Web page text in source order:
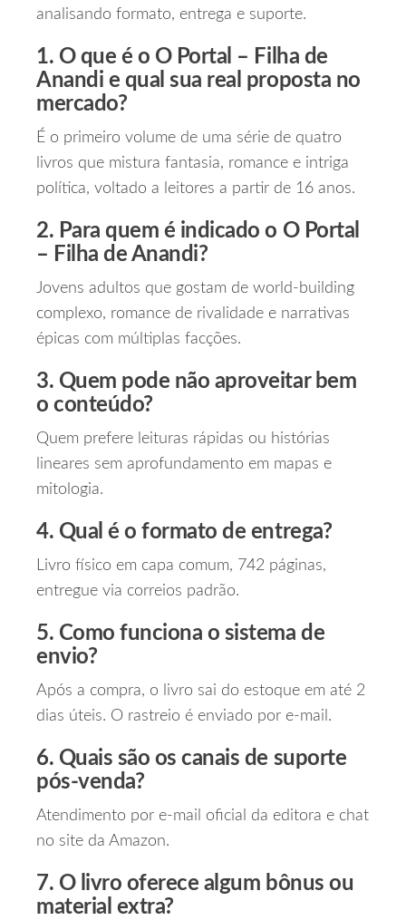
analisando formato, entrega e suporte.
1. O que é o O Portal – Filha de
Anandi e qual sua real proposta no
mercado?
É o primeiro volume de uma série de quatro
livros que mistura fantasia, romance e intriga
política, voltado a leitores a partir de 16 anos.
2. Para quem é indicado o O Portal
– Filha de Anandi?
Jovens adultos que gostam de world‑building
complexo, romance de rivalidade e narrativas
épicas com múltiplas facções.
3. Quem pode não aproveitar bem
o conteúdo?
Quem prefere leituras rápidas ou histórias
lineares sem aprofundamento em mapas e
mitologia.
4. Qual é o formato de entrega?
Livro físico em capa comum, 742 páginas,
entregue via correios padrão.
5. Como funciona o sistema de
envio?
Após a compra, o livro sai do estoque em até 2
dias úteis. O rastreio é enviado por e‑mail.
6. Quais são os canais de suporte
pós‑venda?
Atendimento por e‑mail oficial da editora e chat
no site da Amazon.
7. O livro oferece algum bônus ou
material extra?